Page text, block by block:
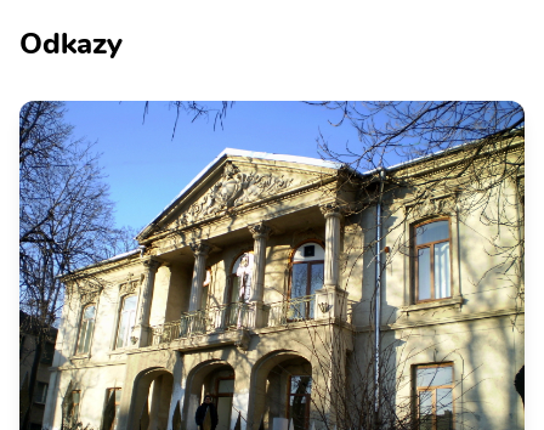
Odkazy